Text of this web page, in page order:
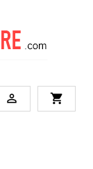
 shopping_cart